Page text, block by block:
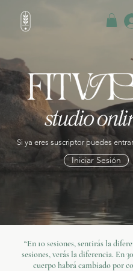
Si ya eres suscriptor puedes
Iniciar Sesión
“En 10 sesiones, sentirás la
sesiones, verás la diferencia. En
cuerpo habrá cambiado por